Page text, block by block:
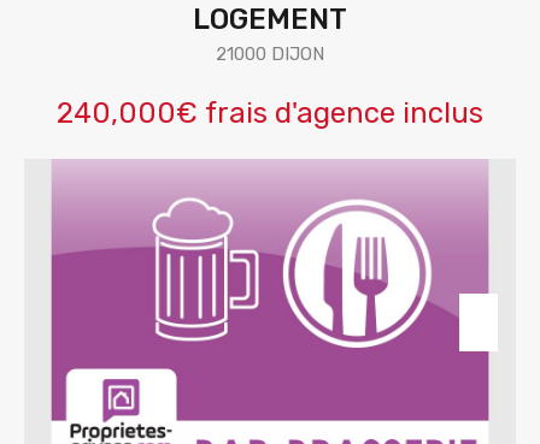
LOGEMENT
21000 DIJON
240,000€ frais d'agence inclus